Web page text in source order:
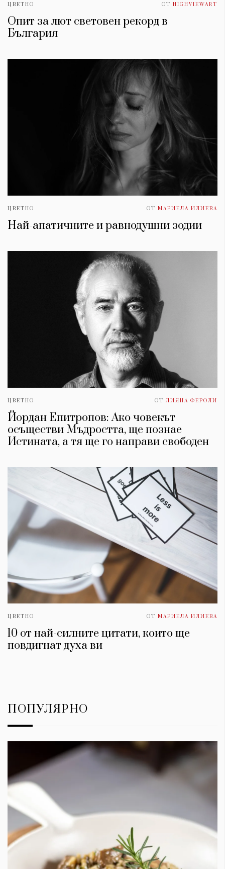
ЦВЕТНО ОТ HIGHVIEWART
Опит за лют световен рекорд в
България
ЦВЕТНО ОТ МАРИЕЛА ИЛИЕВА
Най-апатичните и равнодушни зодии
ЦВЕТНО ОТ ЛИЯНА ФЕРОЛИ
Йордан Епитропов: Ако човекът
осъществи Мъдростта, ще познае
Истината, а тя ще го направи свободен
ЦВЕТНО ОТ МАРИЕЛА ИЛИЕВА
10 от най-силните цитати, които ще
повдигнат духa ви
ПОПУЛЯРНО